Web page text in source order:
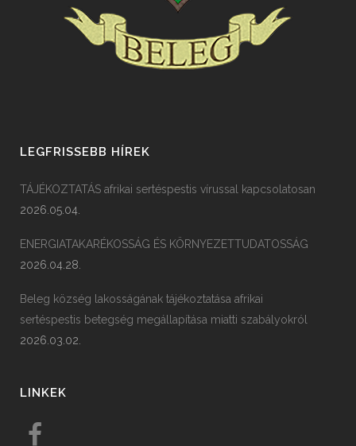
LEGFRISSEBB HÍREK
TÁJÉKOZTATÁS afrikai sertéspestis vírussal kapcsolatosan
2026.05.04.
ENERGIATAKARÉKOSSÁG ÉS KÖRNYEZETTUDATOSSÁG
2026.04.28.
Beleg község lakosságának tájékoztatása afrikai
sertéspestis betegség megállapítása miatti szabályokról
2026.03.02.
LINKEK